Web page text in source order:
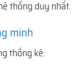
thống duy nhất.
minh
thống kê: